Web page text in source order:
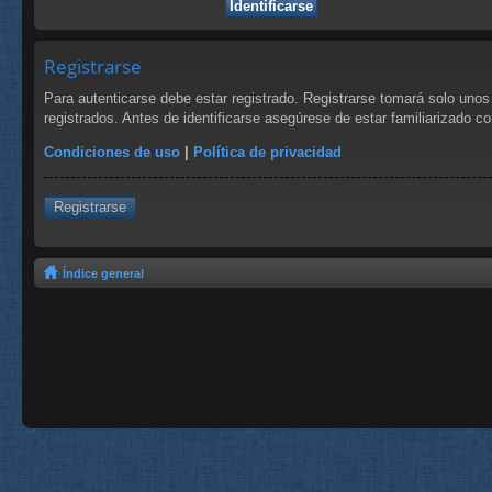
Registrarse
Para autenticarse debe estar registrado. Registrarse tomará solo
registrados. Antes de identificarse asegúrese de estar familiarizado
Condiciones de uso | Política de privacidad
Registrarse
Índice general